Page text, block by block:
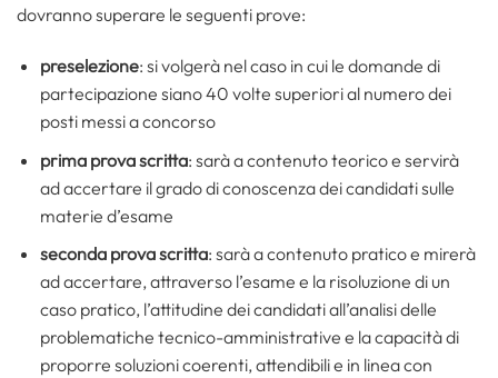
dovranno superare le seguenti prove:
preselezione: si volgerà nel caso in cui le domande di
partecipazione siano 40 volte superiori al numero dei
posti messi a concorso
prima prova scritta: sarà a contenuto teorico e servirà
ad accertare il grado di conoscenza dei candidati sulle
materie d’esame
seconda prova scritta: sarà a contenuto pratico e mirerà
ad accertare, attraverso l’esame e la risoluzione di un
caso pratico, l’attitudine dei candidati all’analisi delle
problematiche tecnico-amministrative e la capacità di
proporre soluzioni coerenti, attendibili e in linea con